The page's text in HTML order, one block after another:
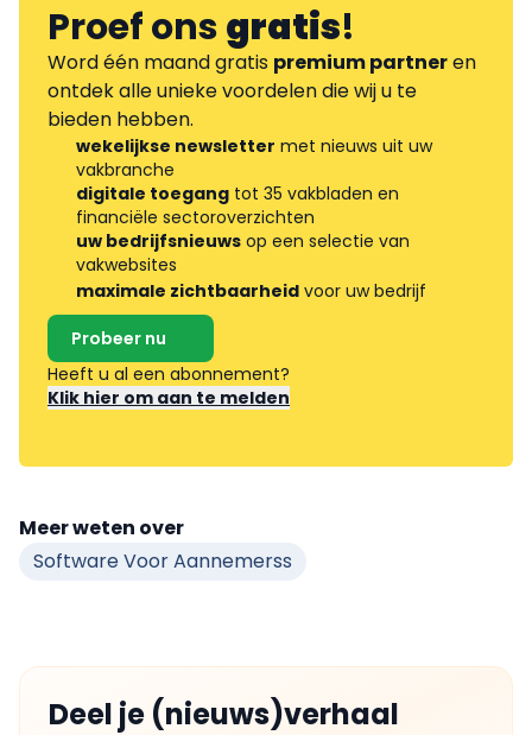
Proef onsgratis!
Word één maand gratis premium partneren
ontdek alle unieke voordelen die wij u te
bieden hebben.
wekelijkse newsletter met nieuws uit uw
vakbranche
digitale toegang tot 35 vakbladen en
financiële sectoroverzichten
uw bedrijfsnieuws op een selectie van
vakwebsites
maximale zichtbaarheid voor uw bedrijf
Probeer nu
Heeft u al een abonnement?
Klik hier om aan te melden
Meer weten over
Software Voor Aannemerss
Deel je (nieuws)verhaal